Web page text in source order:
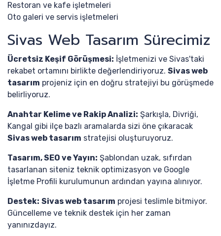
Restoran ve kafe işletmeleri
Oto galeri ve servis işletmeleri
Sivas Web Tasarım Sürecimiz
Ücretsiz Keşif Görüşmesi: İşletmenizi ve Sivas'taki
rekabet ortamını birlikte değerlendiriyoruz. Sivas web
tasarım projeniz için en doğru stratejiyi bu görüşmede
belirliyoruz.
Anahtar Kelime ve Rakip Analizi: Şarkışla, Divriği,
Kangal gibi ilçe bazlı aramalarda sizi öne çıkaracak
Sivas web tasarım stratejisi oluşturuyoruz.
Tasarım, SEO ve Yayın: Şablondan uzak, sıfırdan
tasarlanan siteniz teknik optimizasyon ve Google
İşletme Profili kurulumunun ardından yayına alınıyor.
Destek: Sivas web tasarım projesi teslimle bitmiyor.
Güncelleme ve teknik destek için her zaman
yanınızdayız.